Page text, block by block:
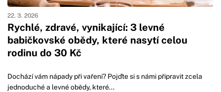
Rychlé, zdravé, vynikající: 3 levné
babičkovské obědy, které nasytí celou
rodinu do 30 Kč
22. 3. 2026
Dochází vám nápady při vaření? Pojďte si s námi připravit zcela
jednoduché a levné obědy, které...